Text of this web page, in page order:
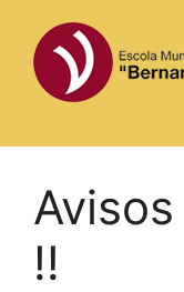
contenido
!!